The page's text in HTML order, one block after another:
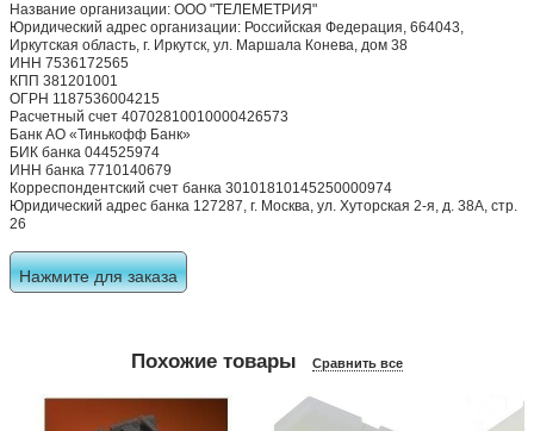
Название организации: ООО "ТЕЛЕМЕТРИЯ"
Юридический адрес организации: Российская Федерация, 664043,
Иркутская область, г. Иркутск, ул. Маршала Конева, дом 38
ИНН 7536172565
КПП 381201001
ОГРН 1187536004215
Расчетный счет 40702810010000426573
Банк АО «Тинькофф Банк»
БИК банка 044525974
ИНН банка 7710140679
Корреспондентский счет банка 30101810145250000974
Юридический адрес банка 127287, г. Москва, ул. Хуторская 2-я, д. 38А, стр.
26
Нажмите для заказа
Похожие товары Сравнить все